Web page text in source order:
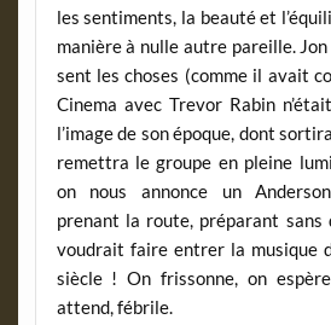
les sentiments, la beauté et
manière à nulle autre pareille.
sent les choses (comme il avait
Cinema avec Trevor Rabin
l’image de son époque, dont sortira
remettra le groupe en pleine
on nous annonce un
prenant la route, préparant sans
voudrait faire entrer la musique
siècle ! On frissonne, on
attend, fébrile.